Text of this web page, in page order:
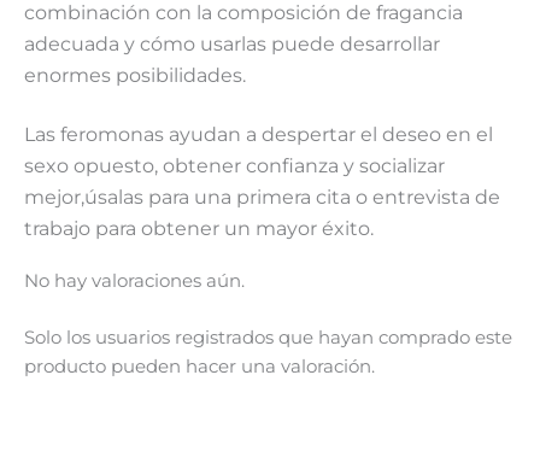
combinación con la composición de fragancia
adecuada y cómo usarlas puede desarrollar
enormes posibilidades.
Las feromonas ayudan a despertar el deseo en el
sexo opuesto, obtener confianza y socializar
mejor,úsalas para una primera cita o entrevista de
trabajo para obtener un mayor éxito.
No hay valoraciones aún.
Solo los usuarios registrados que hayan comprado este
producto pueden hacer una valoración.